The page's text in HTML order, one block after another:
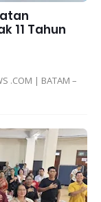
11 Tahun
.COM | BATAM –